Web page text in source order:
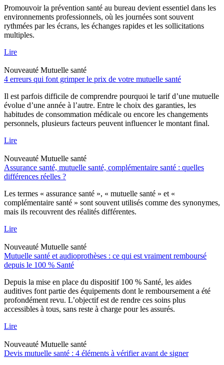
Promouvoir la prévention santé au bureau devient essentiel dans les
environnements professionnels, où les journées sont souvent
rythmées par les écrans, les échanges rapides et les sollicitations
multiples.
Lire
Nouveauté Mutuelle santé
4 erreurs qui font grimper le prix de votre mutuelle santé
Il est parfois difficile de comprendre pourquoi le tarif d’une mutuelle
évolue d’une année à l’autre. Entre le choix des garanties, les
habitudes de consommation médicale ou encore les changements
personnels, plusieurs facteurs peuvent influencer le montant final.
Lire
Nouveauté Mutuelle santé
Assurance santé, mutuelle santé, complémentaire santé : quelles
différences réelles ?
Les termes « assurance santé », « mutuelle santé » et «
complémentaire santé » sont souvent utilisés comme des synonymes,
mais ils recouvrent des réalités différentes.
Lire
Nouveauté Mutuelle santé
Mutuelle santé et audioprothèses : ce qui est vraiment remboursé
depuis le 100 % Santé
Depuis la mise en place du dispositif 100 % Santé, les aides
auditives font partie des équipements dont le remboursement a été
profondément revu. L’objectif est de rendre ces soins plus
accessibles à tous, sans reste à charge pour les assurés.
Lire
Nouveauté Mutuelle santé
Devis mutuelle santé : 4 éléments à vérifier avant de signer